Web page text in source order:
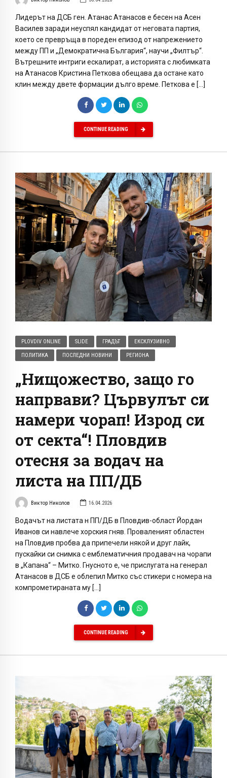
Лидерът на ДСБ ген. Атанас Атанасов е бесен на Асен
Василев заради неуспял кандидат от неговата партия,
което се превръща в пореден епизод от напрежението
между ПП и „Демократична България“, научи „Филтър“.
Вътрешните интриги ескалират, а историята с любимката
на Атанасов Кристина Петкова обещава да остане като
клин между двете формации дълго време. Петкова е […]
CONTINUE READING
PLOVDIV ONLINE SLIDE ГРАДЪТ ЕКСКЛУЗИВНО
ПОЛИТИКА ПОСЛЕДНИ НОВИНИ РЕГИОНА
„Нищожество, защо го
напрвави? Цървулът си
намери чорап! Изрод си
от секта“! Пловдив
отесня за водач на
листа на ПП/ДБ
Виктор Николов 16.04.2026
Водачът на листата н ПП/ДБ в Пловдив-област Йордан
Иванов си навлече хорския гняв. Проваленият областен
на Пловдив пробва да припечели някой и друг лайк,
пускайки си снимка с емблематичния продавач на чорапи
в „Капана“ – Митко. Гнусното е, че прислугата на генерал
Атанасов в ДСБ е облепил Митко със стикери с номера на
компрометираната му […]
CONTINUE READING